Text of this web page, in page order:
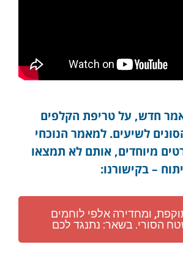
חדש, על טריפת הקלפים
לשיעים. למאמר הנוכחי
מיוחדים, אותם לא תמצאו
– בקישורנו:
ומחדירה אלפי לוחמים
הסורי. בשאר: נתנגד לכם